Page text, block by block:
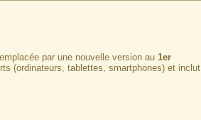
par une nouvelle version au 1er
(ordinateurs, tablettes, smartphones) et inclut